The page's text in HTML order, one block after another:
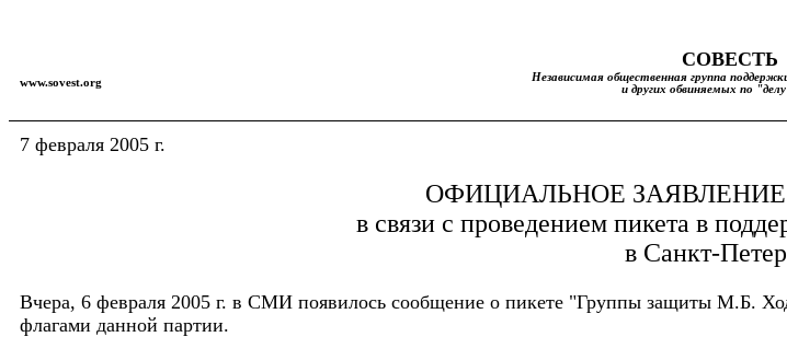
www.sovest.org
СОВЕСТЬ
Независимая общественная группа
и других обвиняемых по
7 февраля 2005 г.
ОФИЦИАЛЬНОЕ
в связи с проведением пикета в
в Санкт-
Вчера, 6 февраля 2005 г. в СМИ появилось сообщение о пикете "Группы защиты М.Б.
флагами данной партии.